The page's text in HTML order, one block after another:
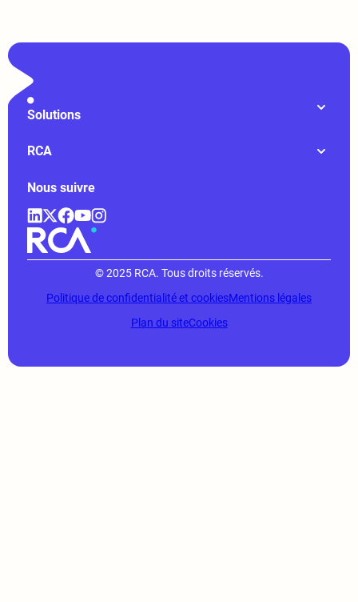
Solutions
RCA
Nous suivre
© 2025 RCA. Tous droits réservés.
Politique de confidentialité et cookiesMentions légales
Plan du siteCookies